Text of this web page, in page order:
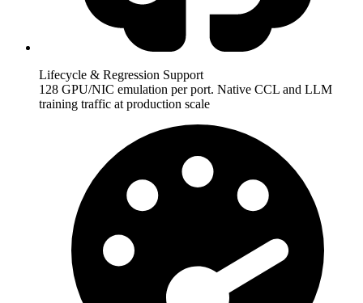
Lifecycle & Regression Support
128 GPU/NIC emulation per port. Native CCL and LLM
training traffic at production scale